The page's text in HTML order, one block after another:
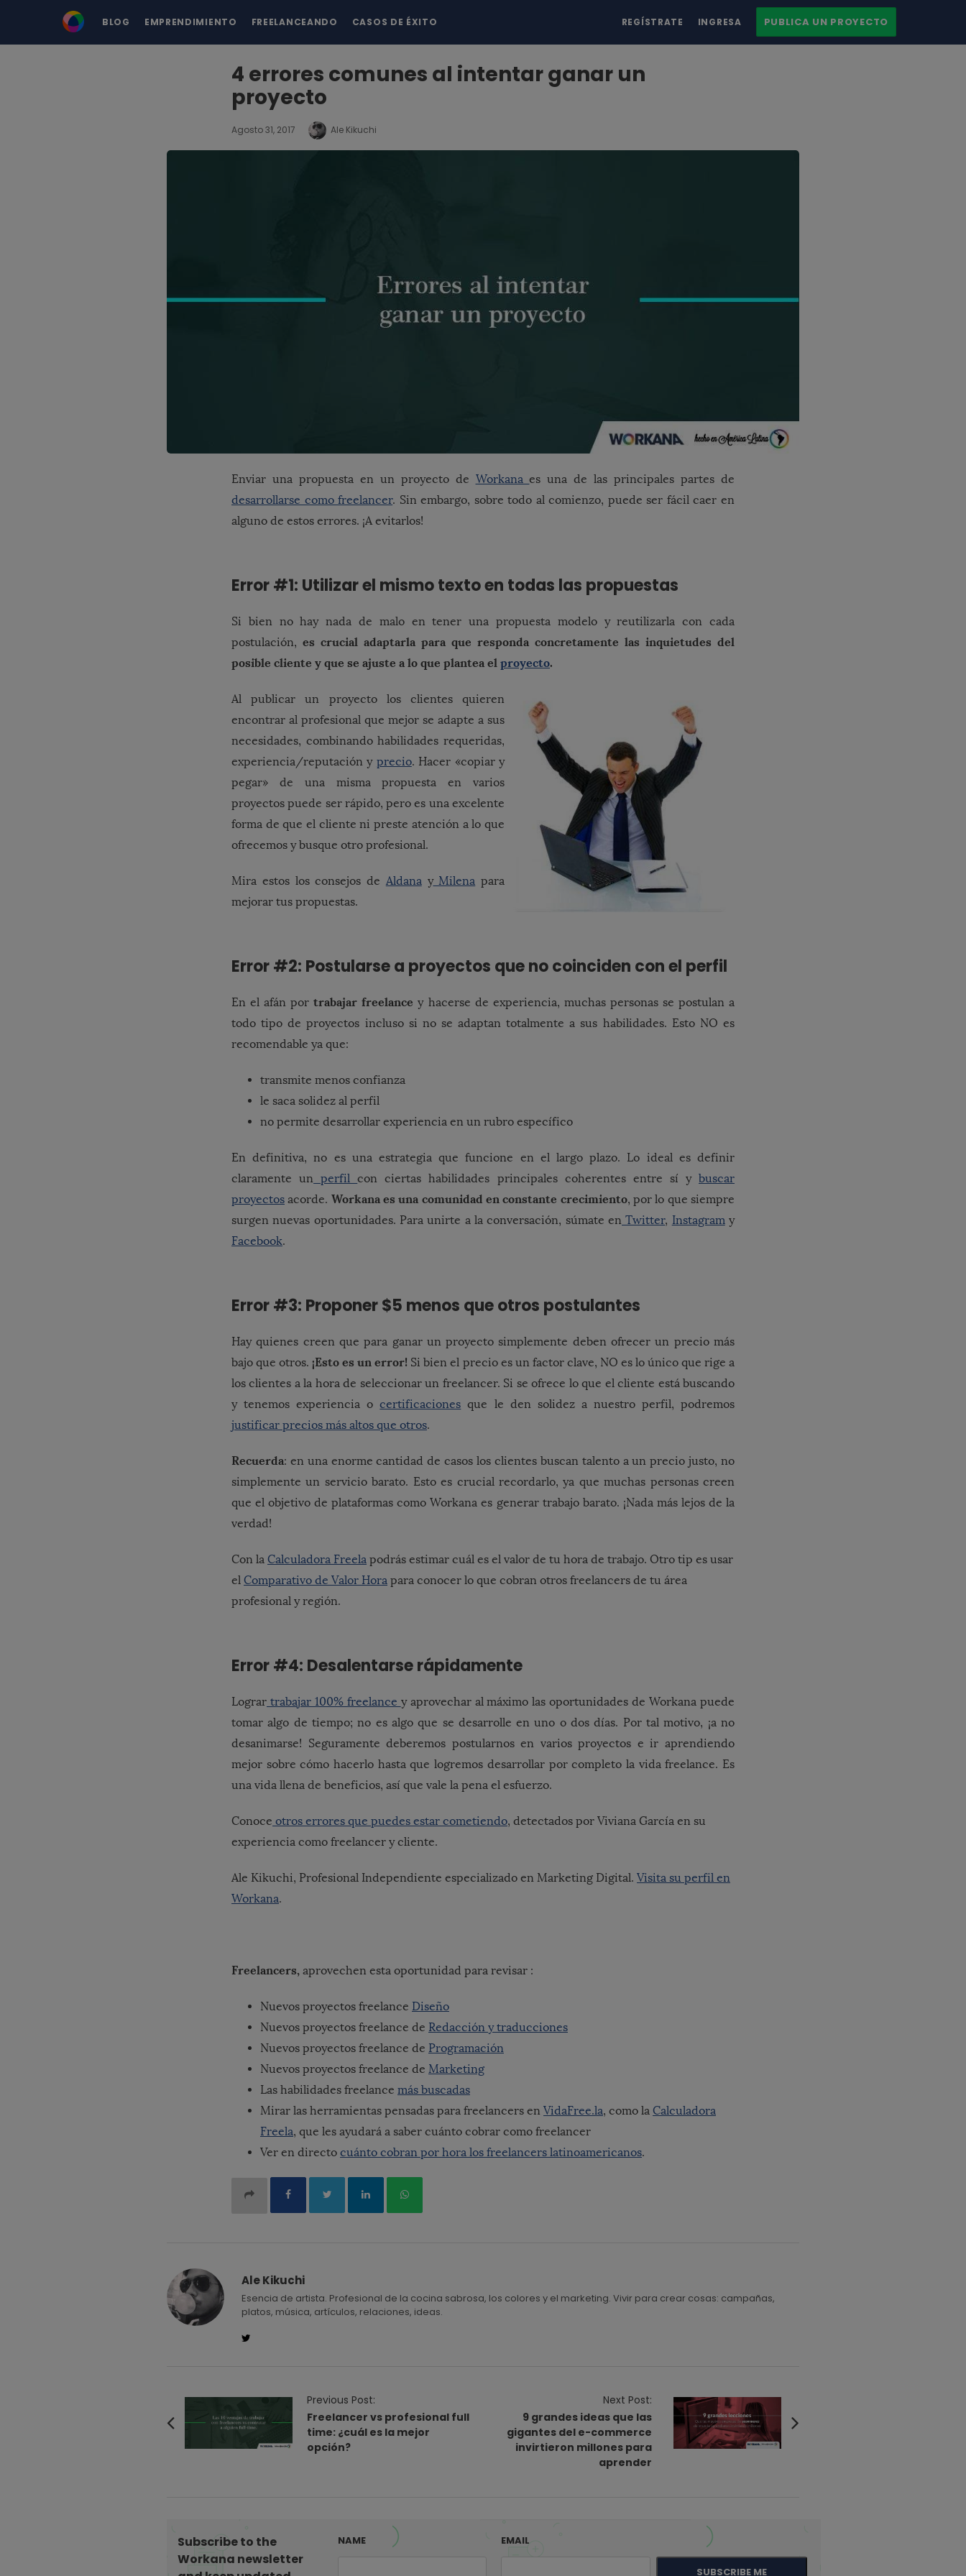
BLOG EMPRENDIMIENTO FREELANCEANDO CASOS DE ÉXITO REGÍSTRATE INGRESA PUBLICA UN PROYECTO
4 errores comunes al intentar ganar un
proyecto
Agosto 31, 2017 Ale Kikuchi
Enviar una propuesta en un proyecto de Workanaes una de las principales partes de
desarrollarse como freelancer. Sin embargo, sobre todo al comienzo, puede ser fácil caer en
alguno de estos errores. ¡A evitarlos!
Error #1: Utilizar el mismo texto en todas las propuestas
Si bien no hay nada de malo en tener una propuesta modelo y reutilizarla con cada
postulación, es crucial adaptarla para que responda concretamente las inquietudes del
posible cliente y que se ajuste a lo que plantea el proyecto.
Al publicar un proyecto los clientes quieren
encontrar al profesional que mejor se adapte a sus
necesidades, combinando habilidades requeridas,
experiencia/reputación y precio. Hacer «copiar y
pegar» de una misma propuesta en varios
proyectos puede ser rápido, pero es una excelente
forma de que el cliente ni preste atención a lo que
ofrecemos y busque otro profesional.
Mira estos los consejos de AldanayMilena para
mejorar tus propuestas.
Error #2: Postularse a proyectos que no coinciden con el perfil
En el afán portrabajar freelance y hacerse de experiencia, muchas personas se postulan a
todo tipo de proyectos incluso si no se adaptan totalmente a sus habilidades. Esto NO es
recomendable ya que:
transmite menos confianza
le saca solidez al perfil
no permite desarrollar experiencia en un rubro específico
En definitiva, no es una estrategia que funcione en el largo plazo. Lo ideal es definir
claramente un perfilcon ciertas habilidades principales coherentes entre sí ybuscar
proyectos acorde. Workana es una comunidad en constante crecimiento, por lo que siempre
surgen nuevas oportunidades. Para unirte a la conversación, súmate en Twitter, Instagramy
Facebook.
Error #3: Proponer $5 menos que otros postulantes
Hay quienes creen que para ganar un proyecto simplemente deben ofrecer un precio más
bajo que otros. ¡Esto es un error! Si bien el precio es un factor clave, NO es lo único que rige a
los clientes a la hora de seleccionar un freelancer. Si se ofrece lo que el cliente está buscando
y tenemos experiencia ocertificaciones que le den solidez a nuestro perfil, podremos
justificar precios más altos que otros.
Recuerda: en una enorme cantidad de casos los clientes buscan talento a un precio justo, no
simplemente un servicio barato. Esto es crucial recordarlo, ya que muchas personas creen
que el objetivo de plataformas como Workana es generar trabajo barato. ¡Nada más lejos de la
verdad!
Con la Calculadora Freela podrás estimar cuál es el valor de tu hora de trabajo. Otro tip es usar
el Comparativo de Valor Hora para conocer lo que cobran otros freelancers de tu área
profesional y región.
Error #4: Desalentarse rápidamente
Lograr trabajar 100% freelance y aprovechar al máximo las oportunidades de Workana puede
tomar algo de tiempo; no es algo que se desarrolle en uno o dos días. Por tal motivo, ¡a no
desanimarse! Seguramente deberemos postularnos en varios proyectos e ir aprendiendo
mejor sobre cómo hacerlo hasta que logremos desarrollar por completo la vida freelance. Es
una vida llena de beneficios, así que vale la pena el esfuerzo.
Conoce otros errores que puedes estar cometiendo, detectados por Viviana García en su
experiencia como freelancer y cliente.
Ale Kikuchi, Profesional Independiente especializado en Marketing Digital. Visita su perfil en
Workana.
Freelancers, aprovechen esta oportunidad para revisar :
Nuevos proyectos freelance Diseño
Nuevos proyectos freelance de Redacción y traducciones
Nuevos proyectos freelance de Programación
Nuevos proyectos freelance de Marketing
Las habilidades freelance más buscadas
Mirar las herramientas pensadas para freelancers en VidaFree.la, como la Calculadora
Freela, que les ayudará a saber cuánto cobrar como freelancer
Ver en directo cuánto cobran por hora los freelancers latinoamericanos.
Ale Kikuchi
Esencia de artista. Profesional de la cocina sabrosa, los colores y el marketing. Vivir para crear cosas: campañas,
platos, música, artículos, relaciones, ideas.
Previous Post:
Freelancer vs profesional full
time: ¿cuál es la mejor
opción?
Next Post:
9 grandes ideas que las
gigantes del e-commerce
invirtieron millones para
aprender
Subscribe to the
Workana newsletter
NAME EMAIL
SUBSCRIBE ME